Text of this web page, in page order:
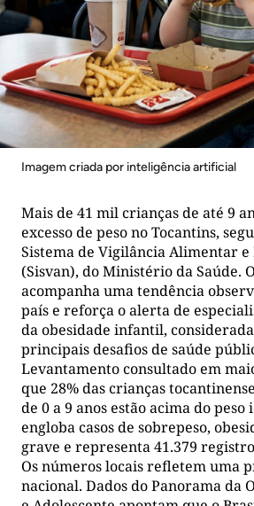
Imagem criada por inteligência artificial
Mais de 41 mil crianças de até 9
excesso de peso no Tocantins,
Sistema de Vigilância Alimentar
(Sisvan), do Ministério da Saúde.
acompanha uma tendência
país e reforça o alerta de
da obesidade infantil,
principais desafios de saúde
Levantamento consultado em
que 28% das crianças
de 0 a 9 anos estão acima do peso
engloba casos de sobrepeso,
grave e representa 41.379
Os números locais refletem uma
nacional. Dados do Panorama da